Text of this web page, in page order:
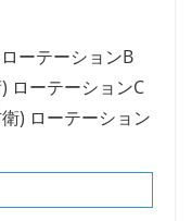
ーテーションB
ローテーションC
) ローテーション